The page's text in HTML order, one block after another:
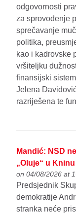
odgovornosti
za sprovođenje
sprečavanje
politika,
kao i kadrovske
vršiteljku
finansijski
Jelena
razriješena te
Mandić: NSD
„Oluje“ u Kninu
on 04/08/2026 at
Predsjednik
demokratije
stranka neće